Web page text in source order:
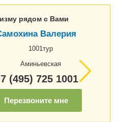
рядом с Вами
Валерия
1001тур
Аминьевская
(495) 725 1001
Перезвоните мне